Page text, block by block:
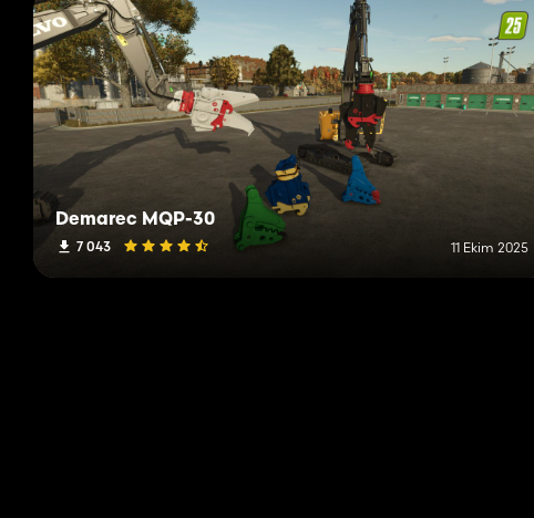
Demarec MQP-30
7 043 11 Ekim 2025